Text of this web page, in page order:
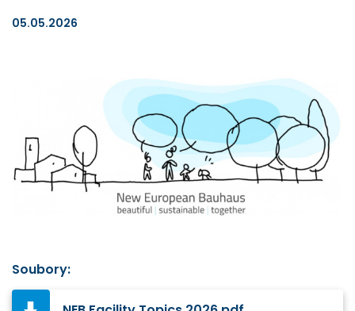
05.05.2026
Soubory: